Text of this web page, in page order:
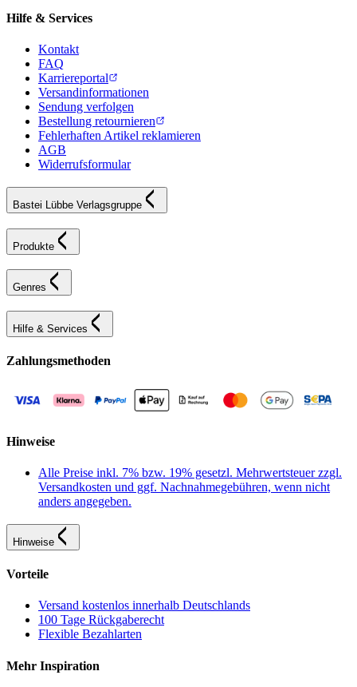
Hilfe & Services
Kontakt
FAQ
Karriereportal
Versandinformationen
Sendung verfolgen
Bestellung retournieren
Fehlerhaften Artikel reklamieren
AGB
Widerrufsformular
Bastei Lübbe Verlagsgruppe
Produkte
Genres
Hilfe & Services
Zahlungsmethoden
Hinweise
Alle Preise inkl. 7% bzw. 19% gesetzl. Mehrwertsteuer zzgl.
Versandkosten und ggf. Nachnahmegebühren, wenn nicht
anders angegeben.
Hinweise
Vorteile
Versand kostenlos innerhalb Deutschlands
100 Tage Rückgaberecht
Flexible Bezahlarten
Mehr Inspiration